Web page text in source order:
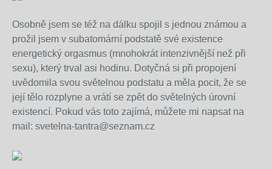
Osobně jsem se též na dálku spojil s jednou známou a
prožil jsem v subatomární podstatě své existence
energetický orgasmus (mnohokrát intenzivnější než při
sexu), který trval asi hodinu. Dotyčná si při propojení
uvědomila svou světelnou podstatu a měla pocit, že se
její tělo rozplyne a vrátí se zpět do světelných úrovní
existencí. Pokud vás toto zajímá, můžete mi napsat na
mail: svetelna-tantra@seznam.cz